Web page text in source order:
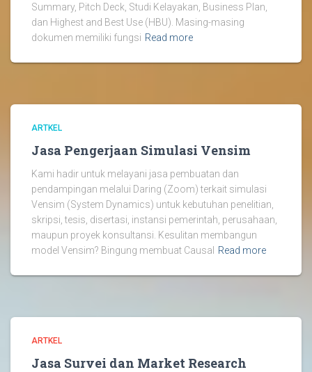
Summary, Pitch Deck, Studi Kelayakan, Business Plan,
dan Highest and Best Use (HBU). Masing-masing
dokumen memiliki fungsi Read more
ARTKEL
Jasa Pengerjaan Simulasi Vensim
Kami hadir untuk melayani jasa pembuatan dan
pendampingan melalui Daring (Zoom) terkait simulasi
Vensim (System Dynamics) untuk kebutuhan penelitian,
skripsi, tesis, disertasi, instansi pemerintah, perusahaan,
maupun proyek konsultansi. Kesulitan membangun
model Vensim? Bingung membuat Causal
Read more
ARTKEL
Jasa Survei dan Market Research